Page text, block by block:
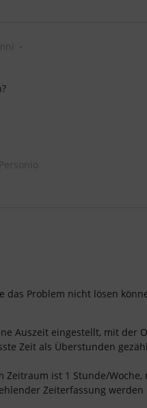
das Problem nicht lösen
Auszeit eingestellt, mit der
Zeit als Überstunden
Zeitraum ist 1 Stunde/
Zeiterfassung